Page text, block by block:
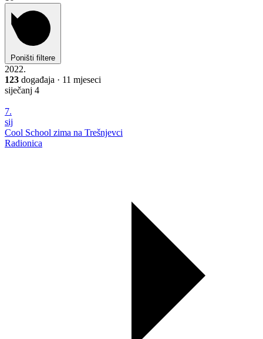
Poništi filtere
2022.
123 događaja · 11 mjeseci
siječanj 4
7.
sij
Cool School zima na Trešnjevci
Radionica